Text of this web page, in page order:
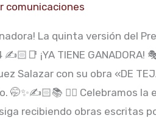
comunicaciones
La quinta versión del
¡YA TIENE GANADORA!
Salazar con su obra «DE
🤭✨️✍️🏻📚 👉🏼 Celebramos
recibiendo obras escritas